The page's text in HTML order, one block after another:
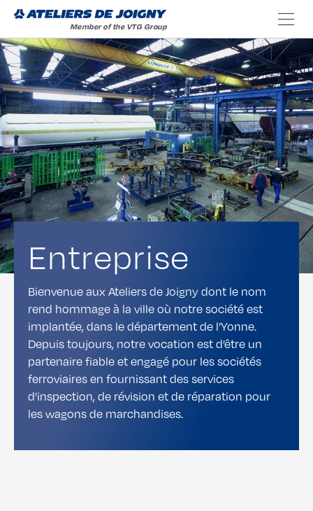
Entreprise
Bienvenue aux Ateliers de Joigny dont le nom
rend hommage à la ville où notre société est
implantée, dans le département de l’Yonne.
Depuis toujours, notre vocation est d’être un
partenaire fiable et engagé pour les sociétés
ferroviaires en fournissant des services
d’inspection, de révision et de réparation pour
les wagons de marchandises.